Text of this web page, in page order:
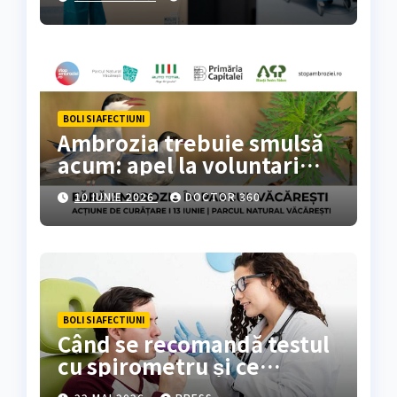
BOLI SI AFECTIUNI
Ambrozia trebuie smulsă
acum: apel la voluntari
pentru acțiune de curățare
în Parcul Natural
Văcărești
10 IUNIE 2026 DOCTOR 360
BOLI SI AFECTIUNI
Când se recomandă testul
cu spirometru și ce
rezultate oferă?